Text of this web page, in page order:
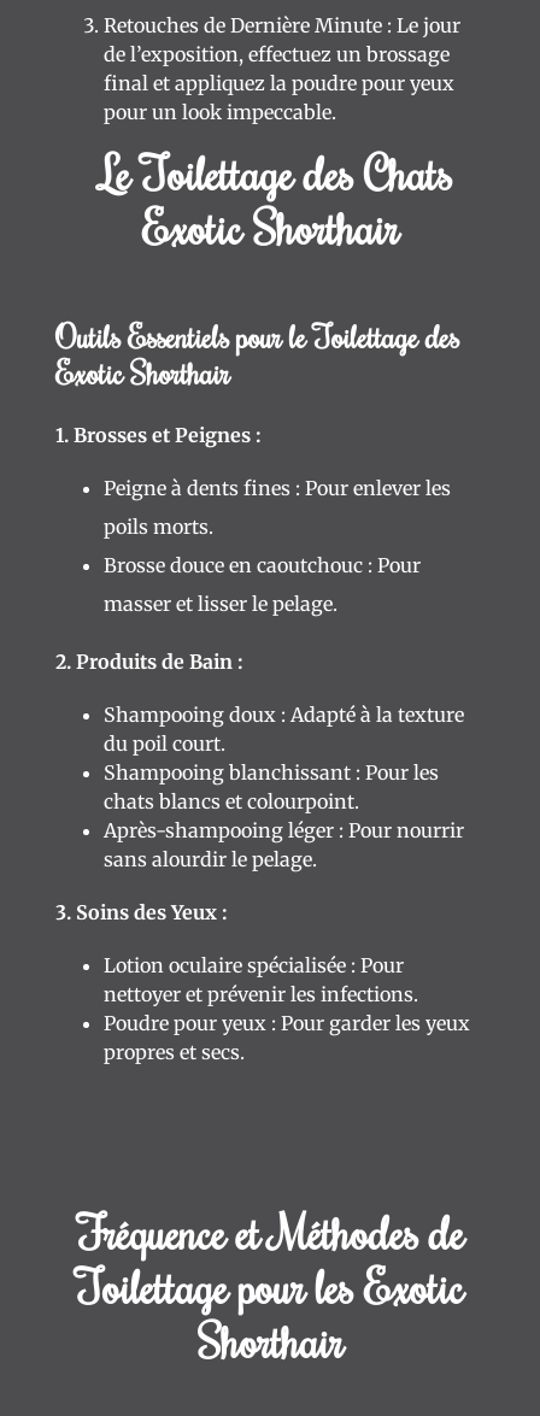
Retouches de Dernière Minute : Le jour
de l’exposition, effectuez un brossage
final et appliquez la poudre pour yeux
pour un look impeccable.
Le Toilettage des Chats
Exotic Shorthair
Outils Essentiels pour le Toilettage des
Exotic Shorthair
1. Brosses et Peignes :
Peigne à dents fines : Pour enlever les
poils morts.
Brosse douce en caoutchouc : Pour
masser et lisser le pelage.
2. Produits de Bain :
Shampooing doux : Adapté à la texture
du poil court.
Shampooing blanchissant : Pour les
chats blancs et colourpoint.
Après-shampooing léger : Pour nourrir
sans alourdir le pelage.
3. Soins des Yeux :
Lotion oculaire spécialisée : Pour
nettoyer et prévenir les infections.
Poudre pour yeux : Pour garder les yeux
propres et secs.
Fréquence et Méthodes de
Toilettage pour les Exotic
Shorthair